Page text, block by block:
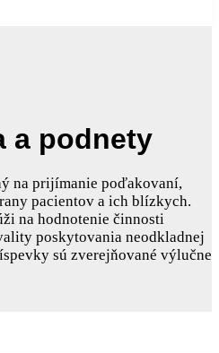
a podnety
na prijímanie poďakovaní,
pacientov a ich blízkych.
na hodnotenie činnosti
poskytovania neodkladnej
sú zverejňované výlučne